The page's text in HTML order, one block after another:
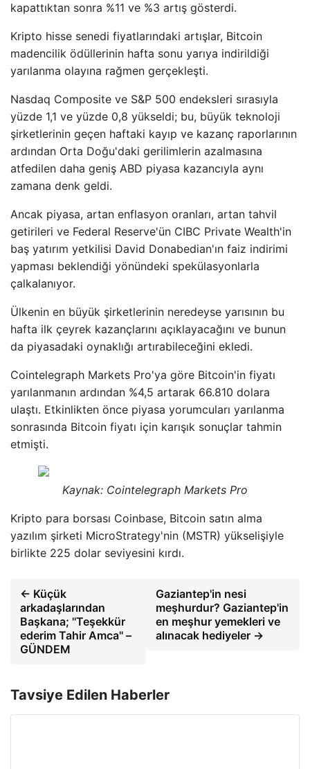
kapattıktan sonra %11 ve %3 artış gösterdi.
Kripto hisse senedi fiyatlarındaki artışlar, Bitcoin
madencilik ödüllerinin hafta sonu yarıya indirildiği
yarılanma olayına rağmen gerçekleşti.
Nasdaq Composite ve S&P 500 endeksleri sırasıyla
yüzde 1,1 ve yüzde 0,8 yükseldi; bu, büyük teknoloji
şirketlerinin geçen haftaki kayıp ve kazanç raporlarının
ardından Orta Doğu'daki gerilimlerin azalmasına
atfedilen daha geniş ABD piyasa kazancıyla aynı
zamana denk geldi.
Ancak piyasa, artan enflasyon oranları, artan tahvil
getirileri ve Federal Reserve'ün CIBC Private Wealth'in
baş yatırım yetkilisi David Donabedian'ın faiz indirimi
yapması beklendiği yönündeki spekülasyonlarla
çalkalanıyor.
Ülkenin en büyük şirketlerinin neredeyse yarısının bu
hafta ilk çeyrek kazançlarını açıklayacağını ve bunun
da piyasadaki oynaklığı artırabileceğini ekledi.
Cointelegraph Markets Pro'ya göre Bitcoin'in fiyatı
yarılanmanın ardından %4,5 artarak 66.810 dolara
ulaştı. Etkinlikten önce piyasa yorumcuları yarılanma
sonrasında Bitcoin fiyatı için karışık sonuçlar tahmin
etmişti.
Kaynak: Cointelegraph Markets Pro
Kripto para borsası Coinbase, Bitcoin satın alma
yazılım şirketi MicroStrategy'nin (MSTR) yükselişiyle
birlikte 225 dolar seviyesini kırdı.
← Küçük
arkadaşlarından
Başkana; ''Teşekkür
ederim Tahir Amca'' –
GÜNDEM
Gaziantep'in nesi
meşhurdur? Gaziantep'in
en meşhur yemekleri ve
alınacak hediyeler →
Tavsiye Edilen Haberler